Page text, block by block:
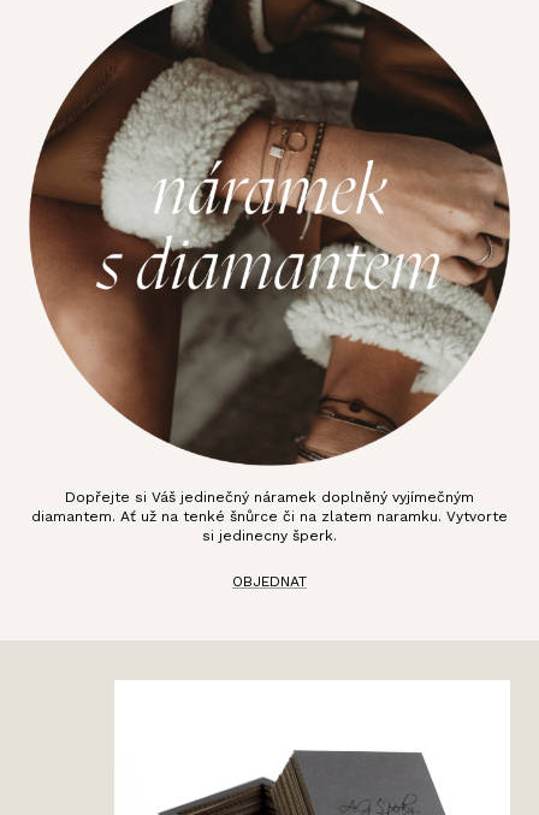
Dopřejte si Váš jedinečný náramek doplněný vyjímečným
diamantem. Ať už na tenké šnůrce či na zlatem naramku. Vytvorte
si jedinecny šperk.
OBJEDNAT